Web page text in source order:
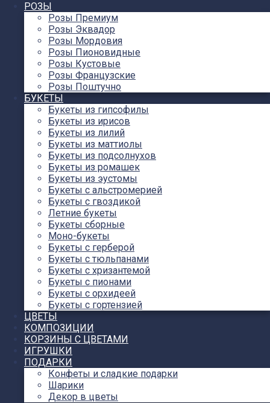
РОЗЫ
Розы Премиум
Розы Эквадор
Розы Мордовия
Розы Пионовидные
Розы Кустовые
Розы Французские
Розы Поштучно
БУКЕТЫ
Букеты из гипсофилы
Букеты из ирисов
Букеты из лилий
Букеты из маттиолы
Букеты из подсолнухов
Букеты из ромашек
Букеты из эустомы
Букеты с альстромерией
Букеты с гвоздикой
Летние букеты
Букеты сборные
Моно-букеты
Букеты с герберой
Букеты с тюльпанами
Букеты с хризантемой
Букеты с пионами
Букеты с орхидеей
Букеты с гортензией
ЦВЕТЫ
КОМПОЗИЦИИ
КОРЗИНЫ С ЦВЕТАМИ
ИГРУШКИ
ПОДАРКИ
Конфеты и сладкие подарки
Шарики
Декор в цветы